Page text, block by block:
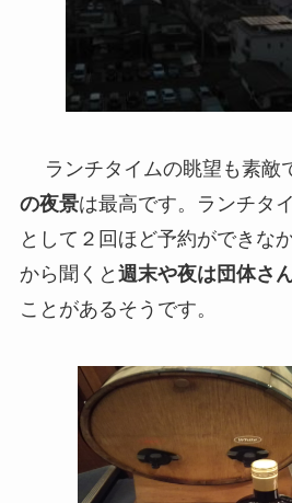
ランチタイムの眺望も素敵
の夜景は最高です。ランチタ
として２回ほど予約ができな
から聞くと 週末や夜は団体さ
ことがあるそうです。